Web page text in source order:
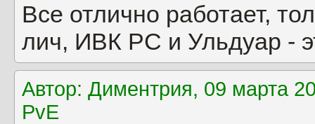
Все отлично работает,
лич, ИВК РС и Ульдуар -
Автор: Диментрия, 09 марта
PvE